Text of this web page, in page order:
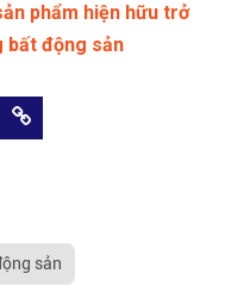
phẩm hiện hữu trở
bất động sản
sản